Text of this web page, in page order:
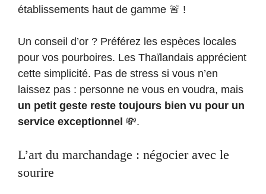
établissements haut de gamme 🚨 !
Un conseil d’or ? Préférez les espèces locales
pour vos pourboires. Les Thaïlandais apprécient
cette simplicité. Pas de stress si vous n’en
laissez pas : personne ne vous en voudra, mais
un petit geste reste toujours bien vu pour un
service exceptionnel 💸.
L’art du marchandage : négocier avec le
sourire